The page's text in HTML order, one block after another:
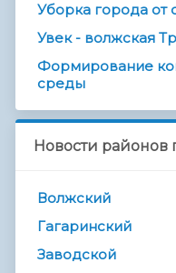
Уборка города от
Увек - волжская
Формирование
среды
Новости районов
Волжский
Гагаринский
Заводской